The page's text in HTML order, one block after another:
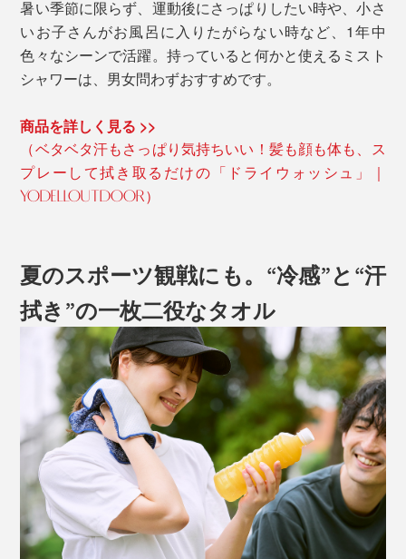
暑い季節に限らず、運動後にさっぱりしたい時や、小さ
いお子さんがお風呂に入りたがらない時など、1年中
色々なシーンで活躍。持っていると何かと使えるミスト
シャワーは、男女問わずおすすめです。
商品を詳しく見る >>
（ベタベタ汗もさっぱり気持ちいい！髪も顔も体も、ス
プレーして拭き取るだけの「ドライウォッシュ」｜
YODELLOUTDOOR）
夏のスポーツ観戦にも。“冷感”と“汗
拭き”の一枚二役なタオル